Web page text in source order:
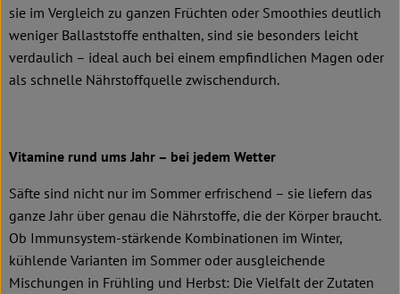
sie im Vergleich zu ganzen Früchten oder Smoothies deutlich
weniger Ballaststoffe enthalten, sind sie besonders leicht
verdaulich – ideal auch bei einem empfindlichen Magen oder
als schnelle Nährstoffquelle zwischendurch.
Vitamine rund ums Jahr – bei jedem Wetter
Säfte sind nicht nur im Sommer erfrischend – sie liefern das
ganze Jahr über genau die Nährstoffe, die der Körper braucht.
Ob Immunsystem-stärkende Kombinationen im Winter,
kühlende Varianten im Sommer oder ausgleichende
Mischungen in Frühling und Herbst: Die Vielfalt der Zutaten